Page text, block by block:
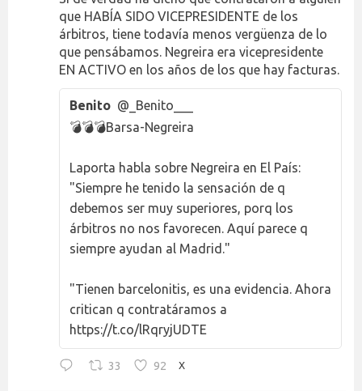
que HABÍA SIDO VICEPRESIDENTE de los
árbitros, tiene todavía menos vergüenza de lo
que pensábamos. Negreira era vicepresidente
EN ACTIVO en los años de los que hay facturas.
Benito @_Benito___
💣💣💣Barsa-Negreira
Laporta habla sobre Negreira en El País:
"Siempre he tenido la sensación de q
debemos ser muy superiores, porq los
árbitros no nos favorecen. Aquí parece q
siempre ayudan al Madrid."
"Tienen barcelonitis, es una evidencia. Ahora
critican q contratáramos a
https://t.co/lRqryjUDTE
33 92 X